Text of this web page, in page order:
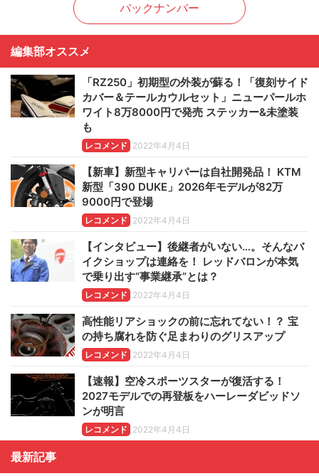
バックナンバー
編集部オススメ
「RZ250」初期型の外装が蘇る！「復刻サイド
カバー＆テールカウルセット」ニューパールホ
ワイト8万8000円で発売 ステッカー&未塗装
も
レコメンド 2022年4月4日
【新車】新型キャリパーは自社開発品！ KTM
新型「390 DUKE」2026年モデルが82万
9000円で登場
レコメンド 2022年4月4日
【インタビュー】後継者がいない…。そんなバ
イクショップは連絡を！ レッドバロンが本気
で乗り出す“事業継承”とは？
レコメンド 2022年4月4日
高性能リアショックの前に忘れてない！？ 宝
の持ち腐れを防ぐ足まわりのグリスアップ
レコメンド 2022年4月4日
【速報】空冷スポーツスターが復活する！
2027モデルでの再登板をハーレーダビッドソ
ンが明言
レコメンド 2022年4月4日
最新記事